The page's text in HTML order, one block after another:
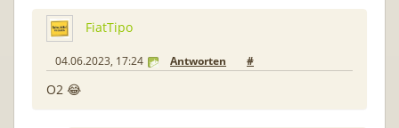
FiatTipo
04.06.2023, 17:24 Antworten #
O2 😂